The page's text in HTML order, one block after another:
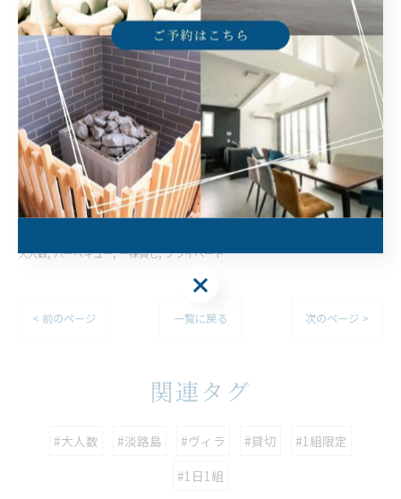
大人数で淡路島に宿泊できる場所
淡路島でバーベキューに対応
淡路島で落ち着きやすい一棟貸し
淡路島でプライベートのひととき
--------------------------------------------------------------------
--
大人数 バーベキュー 一棟貸し プライベート
< 前のページ 一覧に戻る 次のページ >
関連タグ
#大人数 #淡路島 #ヴィラ #貸切
#1組限定
#1日1組